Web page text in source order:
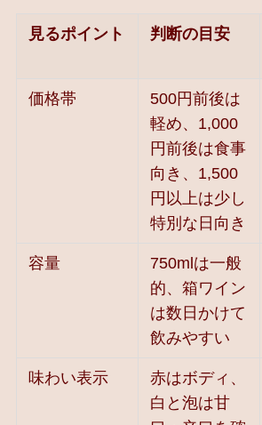
見るポイント 判断の目安
価格帯
500円前後は
軽め、1,000
円前後は食事
向き、1,500
円以上は少し
特別な日向き
容量
750mlは一般
的、箱ワイン
は数日かけて
飲みやすい
味わい表示
赤はボディ、
白と泡は甘